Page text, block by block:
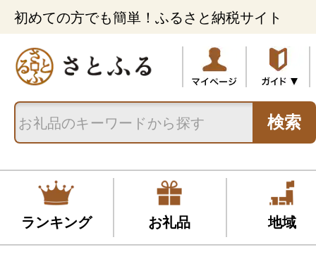
初めての方でも簡単！ふるさと納税サイト
検索
ランキング お礼品 地域